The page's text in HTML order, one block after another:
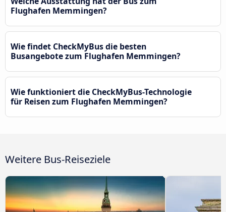
Flughafen Memmingen?
Wie findet CheckMyBus die besten
Busangebote zum Flughafen Memmingen?
Wie funktioniert die CheckMyBus-Technologie
für Reisen zum Flughafen Memmingen?
Weitere Bus-Reiseziele